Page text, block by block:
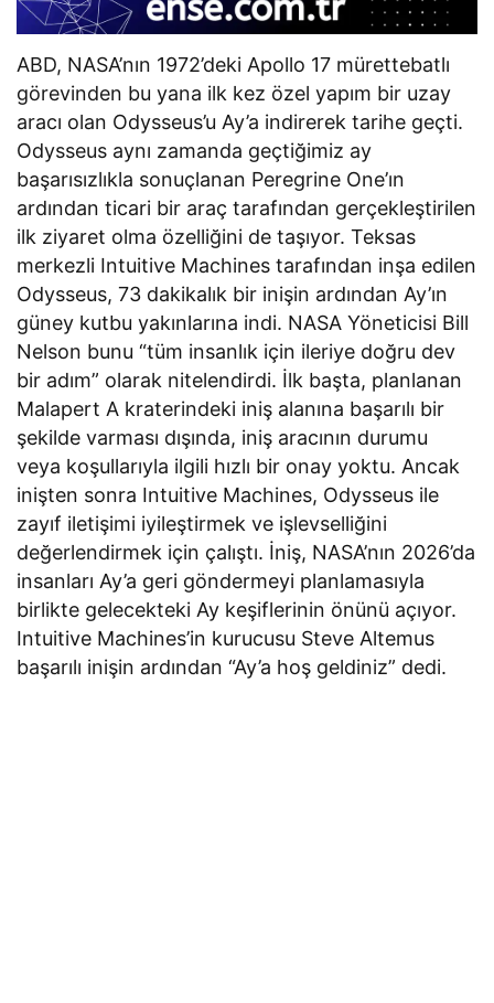
ABD, NASA’nın 1972’deki Apollo 17 mürettebatlı
görevinden bu yana ilk kez özel yapım bir uzay
aracı olan Odysseus’u Ay’a indirerek tarihe geçti.
Odysseus aynı zamanda geçtiğimiz ay
başarısızlıkla sonuçlanan Peregrine One’ın
ardından ticari bir araç tarafından gerçekleştirilen
ilk ziyaret olma özelliğini de taşıyor. Teksas
merkezli Intuitive Machines tarafından inşa edilen
Odysseus, 73 dakikalık bir inişin ardından Ay’ın
güney kutbu yakınlarına indi. NASA Yöneticisi Bill
Nelson bunu “tüm insanlık için ileriye doğru dev
bir adım” olarak nitelendirdi. İlk başta, planlanan
Malapert A kraterindeki iniş alanına başarılı bir
şekilde varması dışında, iniş aracının durumu
veya koşullarıyla ilgili hızlı bir onay yoktu. Ancak
inişten sonra Intuitive Machines, Odysseus ile
zayıf iletişimi iyileştirmek ve işlevselliğini
değerlendirmek için çalıştı. İniş, NASA’nın 2026’da
insanları Ay’a geri göndermeyi planlamasıyla
birlikte gelecekteki Ay keşiflerinin önünü açıyor.
Intuitive Machines’in kurucusu Steve Altemus
başarılı inişin ardından “Ay’a hoş geldiniz” dedi.